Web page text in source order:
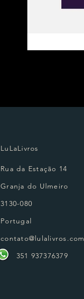
LuLaLivros
Rua da Estação 14
Granja do Ulmeiro
3130-080
Portugal
contato@lulalivros.com
351 937376379